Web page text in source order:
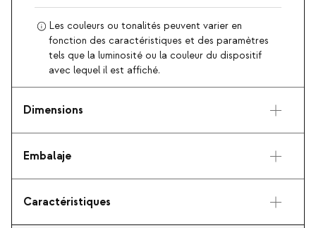
Les couleurs ou tonalités peuvent varier en
fonction des caractéristiques et des paramètres
tels que la luminosité ou la couleur du dispositif
avec lequel il est affiché.
Dimensions
Embalaje
Caractéristiques